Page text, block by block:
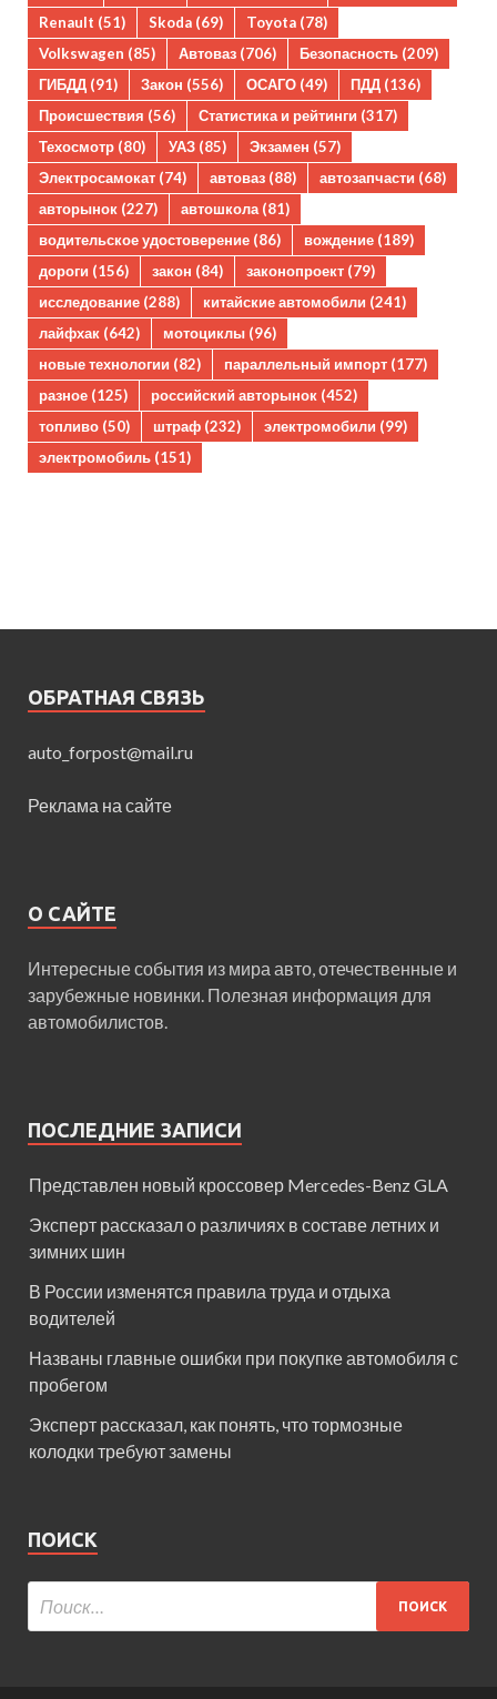
Renault (51) Skoda (69) Toyota (78)
Volkswagen (85) Автоваз (706) Безопасность (209)
ГИБДД (91) Закон (556) ОСАГО (49) ПДД (136)
Происшествия (56) Статистика и рейтинги (317)
Техосмотр (80) УАЗ (85) Экзамен (57)
Электросамокат (74) автоваз (88) автозапчасти (68)
авторынок (227) автошкола(81)
водительское удостоверение (86) вождение (189)
дороги (156) закон (84) законопроект (79)
исследование (288) китайские автомобили (241)
лайфхак (642) мотоциклы (96)
новые технологии (82) параллельный импорт (177)
разное (125) российский авторынок (452)
топливо (50) штраф (232) электромобили (99)
электромобиль (151)
ОБРАТНАЯ СВЯЗЬ
auto_forpost@mail.ru
Реклама на сайте
О САЙТЕ
Интересные события из мира авто, отечественные и
зарубежные новинки. Полезная информация для
автомобилистов.
ПОСЛЕДНИЕ ЗАПИСИ
Представлен новый кроссовер Mercedes-Benz GLA
Эксперт рассказал о различиях в составе летних и
зимних шин
В России изменятся правила труда и отдыха
водителей
Названы главные ошибки при покупке автомобиля с
пробегом
Эксперт рассказал, как понять, что тормозные
колодки требуют замены
ПОИСК